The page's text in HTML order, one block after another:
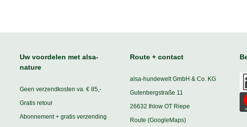
Uw voordelen met alsa-
nature
Geen verzendkosten va. € 85,-
Gratis retour
Abonnement + gratis verzending
Route + contact
alsa-hundewelt GmbH & Co. KG
Gutenbergstraße 11
26632 Ihlow OT Riepe
Route (GoogleMaps)